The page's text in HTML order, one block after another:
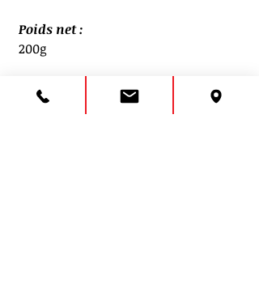
Poids net :
200g
LIVRAISON OFFERTE DES 60€
D'ACHATS !*